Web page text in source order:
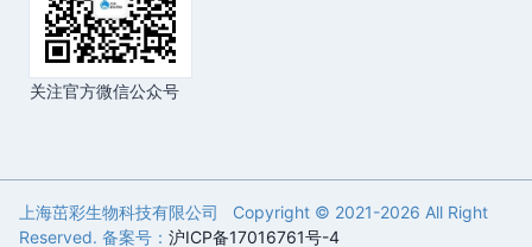
关注官方微信公众号
上海茁彩生物科技有限公司 Copyright © 2021-2026 All Right
Reserved. 备案号： 沪ICP备17016761号-4